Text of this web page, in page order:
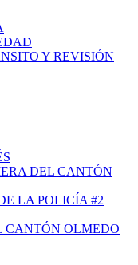
Y REVISIÓN
DEL CANTÓN
LA POLICÍA #2
CANTÓN OLMEDO